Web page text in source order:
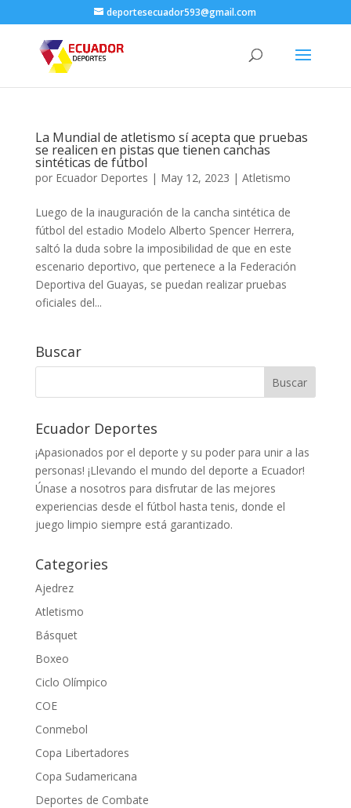
deportesecuador593@gmail.com
La Mundial de atletismo sí acepta que pruebas
se realicen en pistas que tienen canchas
sintéticas de fútbol
por Ecuador Deportes | May 12, 2023 | Atletismo
Luego de la inauguración de la cancha sintética de
fútbol del estadio Modelo Alberto Spencer Herrera,
saltó la duda sobre la imposibilidad de que en este
escenario deportivo, que pertenece a la Federación
Deportiva del Guayas, se puedan realizar pruebas
oficiales del...
Buscar
Ecuador Deportes
¡Apasionados por el deporte y su poder para unir a las
personas! ¡Llevando el mundo del deporte a Ecuador!
Únase a nosotros para disfrutar de las mejores
experiencias desde el fútbol hasta tenis, donde el
juego limpio siempre está garantizado.
Categories
Ajedrez
Atletismo
Básquet
Boxeo
Ciclo Olímpico
COE
Conmebol
Copa Libertadores
Copa Sudamericana
Deportes de Combate